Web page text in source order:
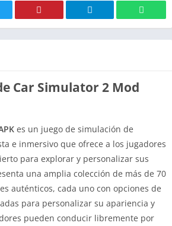
Car Simulator 2 Mod
es un juego de simulación de
e inmersivo que ofrece a los jugadores
para explorar y personalizar sus
una amplia colección de más de 70
auténticos, cada uno con opciones de
para personalizar su apariencia y
pueden conducir libremente por